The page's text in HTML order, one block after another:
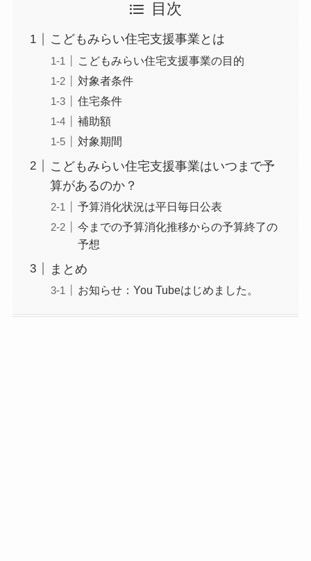
目次
こどもみらい住宅支援事業とは
こどもみらい住宅支援事業の目的
対象者条件
住宅条件
補助額
対象期間
こどもみらい住宅支援事業はいつまで予
算があるのか？
予算消化状況は平日毎日公表
今までの予算消化推移からの予算終了の
予想
まとめ
お知らせ：You Tubeはじめました。